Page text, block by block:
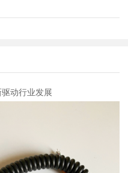
动行业发展